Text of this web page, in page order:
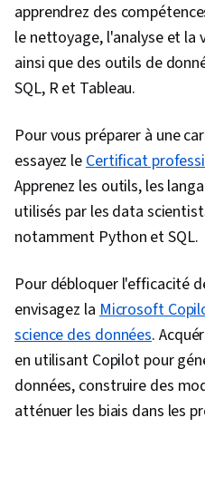
apprendrez des
le nettoyage, l'analyse et la
ainsi que des outils de
SQL, R et Tableau.
Pour vous préparer à une
essayez leCertificat
Apprenez les outils, les
utilisés par les data
notamment Python et SQL.
Pour débloquer l'efficacité
envisagez laMicrosoft
science des données.
en utilisant Copilot pour
données, construire des
atténuer les biais dans les